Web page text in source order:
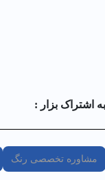
به اشتراک بزار :
مشاوره تخصصی رنگ